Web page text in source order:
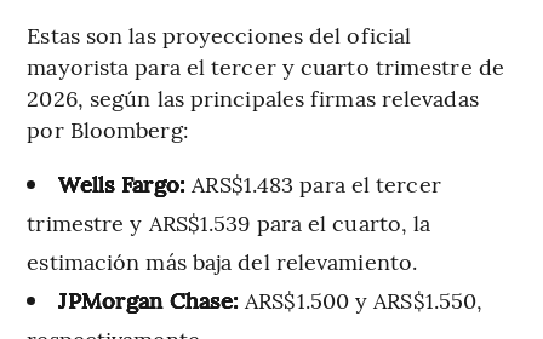
Estas son las proyecciones del oficial
mayorista para el tercer y cuarto trimestre de
2026, según las principales firmas relevadas
por Bloomberg:
Wells Fargo: ARS$1.483 para el tercer
trimestre y ARS$1.539 para el cuarto, la
estimación más baja del relevamiento.
JPMorgan Chase: ARS$1.500 y ARS$1.550,